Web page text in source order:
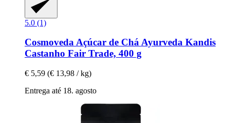
5.0 (1)
CosmovedaAçúcar de Chá Ayurveda Kandis
Castanho Fair Trade, 400 g
€ 5,59 (€ 13,98 / kg)
Entrega até 18. agosto